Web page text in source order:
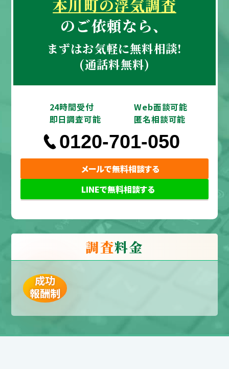
本川町の浮気調査
のご依頼なら、
まずはお気軽に無料相談!
(通話料無料)
24時間受付
Web面談可能
即日調査可能
匿名相談可能
0120-701-050
メールで無料相談する
LINEで無料相談する
調査料金
成功
報酬制